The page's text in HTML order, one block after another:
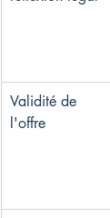
Validité de
l'offre